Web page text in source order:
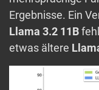
Ergebnisse. Ein
Llama 3.2 11B
etwas ältere